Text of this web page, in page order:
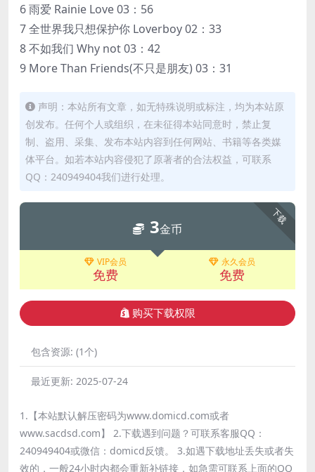
6 雨爱 Rainie Love 03：56
7 全世界我只想保护你 Loverboy 02：33
8 不如我们 Why not 03：42
9 More Than Friends(不只是朋友) 03：31
声明：本站所有文章，如无特殊说明或标注，均为本站原
创发布。任何个人或组织，在未征得本站同意时，禁止复
制、盗用、采集、发布本站内容到任何网站、书籍等各类媒
体平台。如若本站内容侵犯了原著者的合法权益，可联系
QQ：240949404我们进行处理。
下载
3金币
VIP会员
免费
永久会员
免费
购买下载权限
包含资源: (1个)
最近更新: 2025-07-24
1.【本站默认解压密码为www.domicd.com或者
www.sacdsd.com】 2.下载遇到问题？可联系客服QQ：
240949404或微信：domicd反馈。 3.如遇下载地址丢失或者失
效的，一般24小时内都会重新补链接，如急需可联系上面的QQ